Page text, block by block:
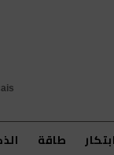
ابتكار طاقة